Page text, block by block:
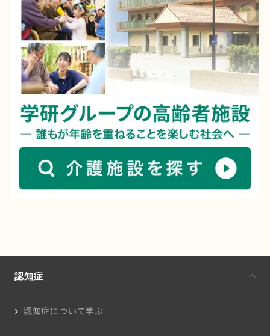
認知症
認知症について学ぶ